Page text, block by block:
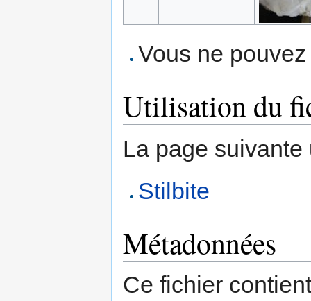
Vous ne
Utilisation du
La page
Stilbite
Métadonnées
Ce fichier